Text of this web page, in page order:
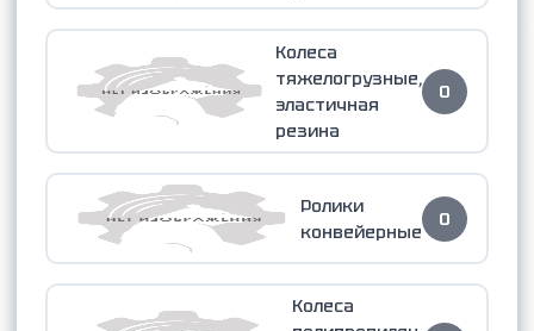
Колеса
тяжелогрузные,
эластичная
резина
0
Ролики
конвейерные
0
Колеса